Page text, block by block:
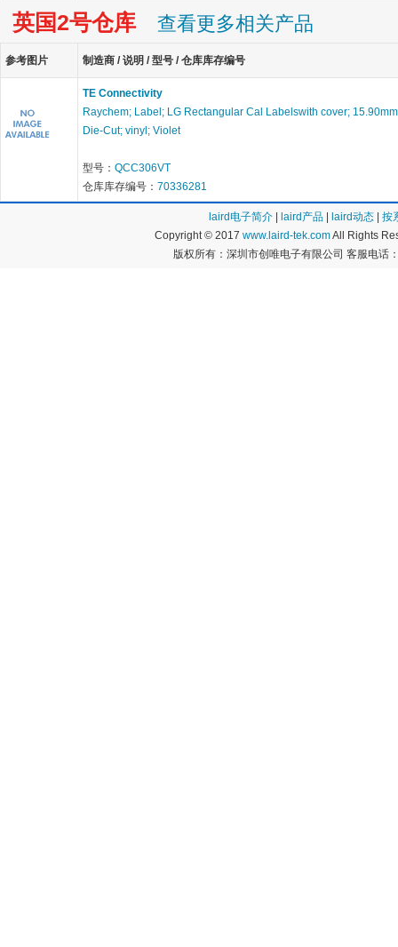
英国2号仓库 查看更多相关产品
参考图片 制造商 / 说明 / 型号 / 仓库库存编号
TE Connectivity
Raychem; Label; LG Rectangular Cal Labelswith cover;
Die-Cut; vinyl; Violet
型号： QCC306VT
仓库库存编号： 70336281
laird电子简介 laird产品 laird动态
按
Copyright © 2017 www.laird-tek.comAll Rights
版权所有：深圳市创唯电子有限公司 客服电话